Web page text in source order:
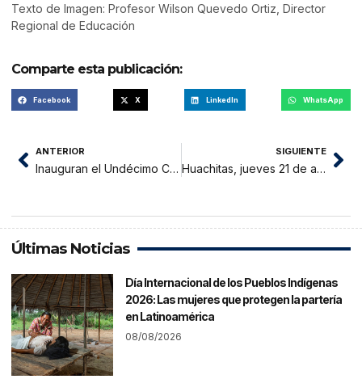
Texto de Imagen: Profesor Wilson Quevedo Ortiz, Director
Regional de Educación
Comparte esta publicación:
Facebook X LinkedIn WhatsApp
ANTERIOR
Inauguran el Undécimo Congreso Mundial para el Talento de la Niñez
SIGUIENTE
Huachitas, jueves 21 de abril 2022
Últimas Noticias
Día Internacional de los Pueblos Indígenas
2026: Las mujeres que protegen la partería
en Latinoamérica
08/08/2026